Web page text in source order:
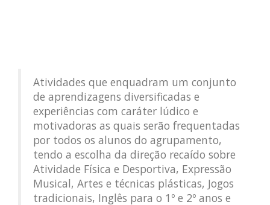
Atividades que enquadram um conjunto
de aprendizagens diversificadas e
experiências com caráter lúdico e
motivadoras as quais serão frequentadas
por todos os alunos do agrupamento,
tendo a escolha da direção recaído sobre
Atividade Física e Desportiva, Expressão
Musical, Artes e técnicas plásticas, Jogos
tradicionais, Inglês para o 1º e 2º anos e